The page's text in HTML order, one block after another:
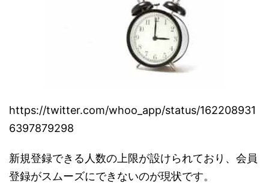
https://twitter.com/whoo_app/status/162208931
6397879298
新規登録できる人数の上限が設けられており、会員
登録がスムーズにできないのが現状です。